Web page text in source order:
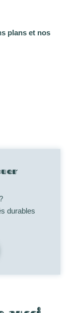
plans et nos
durables